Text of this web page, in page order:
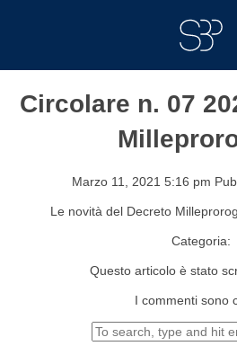
Circolare n. 07
Marzo 11, 2021 5:16 pm
Le novità del Decreto
Categoria:
Questo articolo è stato
I commenti sono